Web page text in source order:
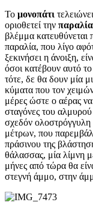
Το μονοπάτι
οριοθετεί την
βλέμμα κατευθύνεται
παραλία, που λίγο
ξεκινήσει η άνοιξη,
όσοι κατέβουν αυτό το
τότε, δε θα δουν μία
κύματα που τον
μέρες ώστε ο αέρας να
σταγόνες του
σχεδόν
μέτρων, που
πράσινου της
θάλασσας, μία λίμνη
μήνες από τώρα θα
στεγνή άμμο, στην